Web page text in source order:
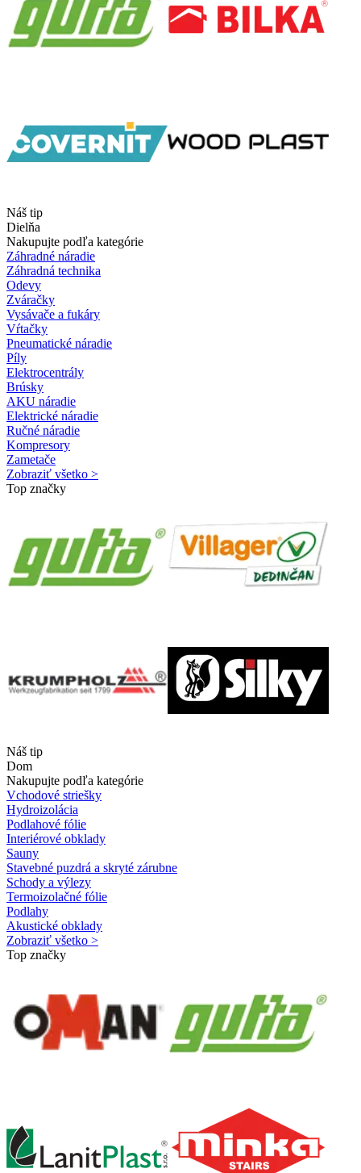
Náš tip
Dielňa
Nakupujte podľa kategórie
Záhradné náradie
Záhradná technika
Odevy
Zváračky
Vysávače a fukáry
Vŕtačky
Pneumatické náradie
Píly
Elektrocentrály
Brúsky
AKU náradie
Elektrické náradie
Ručné náradie
Kompresory
Zametače
Zobraziť všetko >
Top značky
Náš tip
Dom
Nakupujte podľa kategórie
Vchodové striešky
Hydroizolácia
Podlahové fólie
Interiérové obklady
Sauny
Stavebné puzdrá a skryté zárubne
Schody a výlezy
Termoizolačné fólie
Podlahy
Akustické obklady
Zobraziť všetko >
Top značky